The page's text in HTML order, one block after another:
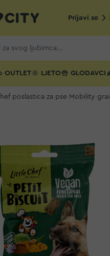
Prijavi se
OUTLET LJETO GLODAVCI
poslastica za pse Mobility